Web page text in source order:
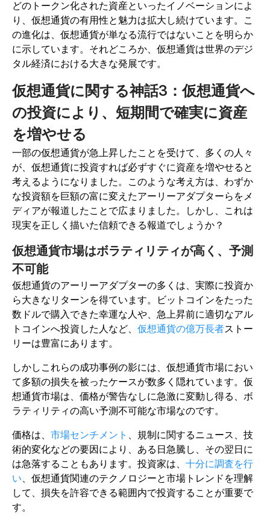
どのトークン化された資産といったイノベーションによ
り、仮想通貨の有用性と魅力は拡大し続けています。こ
の進化は、仮想通貨が単なる流行ではないことを明らか
に示しています。それどころか、仮想通貨は世界のデジ
タル経済における大きな発展です。
仮想通貨に関する神話3：仮想通貨へ
の投資により、短期間で確実に資産
を増やせる
一部の仮想通貨が急上昇したことを受けて、多くの人々
が、仮想通貨に投資すれば必ずすぐに資産を増やせると
考えるようになりました。このような考え方は、わずか
な投資額を巨額の富に変えたアーリーアダプターらをメ
ディアが報道したことで広まりました。しかし、これは
現実を正しく描いた信頼できる報道でしょうか？
仮想通貨市場はボラティリティが高く、予測
不可能
仮想通貨のアーリーアダプターの多くは、実際に投資か
ら大きなリターンを得ています。ビットコインをたった
数ドルで購入できた幸運な人や、急上昇前に適切なアル
トコインへ投資した人など、 仮想通貨の億万長者ストー
リーは豊富にあります。
しかしこれらの成功事例の影には、仮想通貨市場におい
て多額の損失を被ったケースが数多く隠れています。仮
想通貨市場は、価格が警告なしに急激に変動し得る、ボ
ラティリティの高い予測不可能な市場なのです。
価格は、 市場センチメント 、規制に関するニュース、技
術的変化などの要因により、ある日急騰し、その翌日に
は急落することもあります。投資家は、 十分に調査を行
い、仮想通貨関連のテクノロジーと市場トレンドを理解
して、損失を許容できる範囲内で投資することが重要で
す。